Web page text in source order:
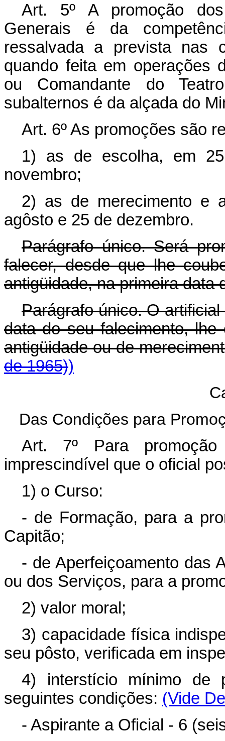
Art. 5º A promoção
Generais é da
ressalvada a prevista nas
quando feita em operações
ou Comandante do
subalternos é da alçada do
Art. 6º As promoções são
1) as de escolha, em
novembro;
2) as de merecimento e
agôsto e 25 de dezembro.
Parágrafo único. Será
falecer, desde que lhe
antigüidade, na primeira data
Parágrafo único. O
data do seu falecimento,
antigüidade ou de
de 1965))
Das Condições para
Art. 7º Para
imprescindível que o oficial
1) o Curso:
- de Formação, para a
Capitão;
- de Aperfeiçoamento das
ou dos Serviços, para a
2) valor moral;
3) capacidade física
seu pôsto, verificada em
4) interstício mínimo de
seguintes condições: (Vide
- Aspirante a Oficial - 6